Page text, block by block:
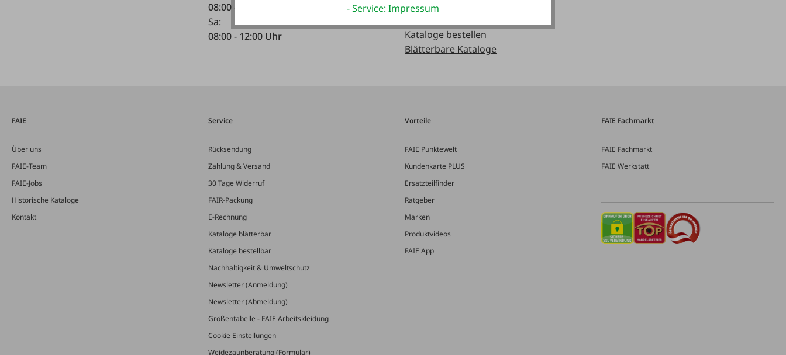
08:00 - 17:00 Uhr
Sa:
08:00 - 12:00 Uhr
Kataloge bestellen
Blätterbare Kataloge
FAIE
Über uns
FAIE-Team
FAIE-Jobs
Historische Kataloge
Kontakt
Service
Rücksendung
Zahlung & Versand
30 Tage Widerruf
FAIR-Packung
E-Rechnung
Kataloge blätterbar
Kataloge bestellbar
Nachhaltigkeit & Umweltschutz
Newsletter (Anmeldung)
Newsletter (Abmeldung)
Größentabelle - FAIE Arbeitskleidung
Cookie Einstellungen
Weidezaunberatung (Formular)
Vorteile
FAIE Punktewelt
Kundenkarte PLUS
Ersatzteilfinder
Ratgeber
Marken
Produktvideos
FAIE App
FAIE Fachmarkt
FAIE Fachmarkt
FAIE Werkstatt
- Service: Impressum